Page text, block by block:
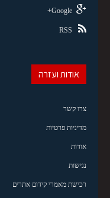
Google+
RSS
אודות ועזרה
צרו קשר
מדיניות פרטיות
אודות
נגישות
רכישת מאמרי קידום אתרים